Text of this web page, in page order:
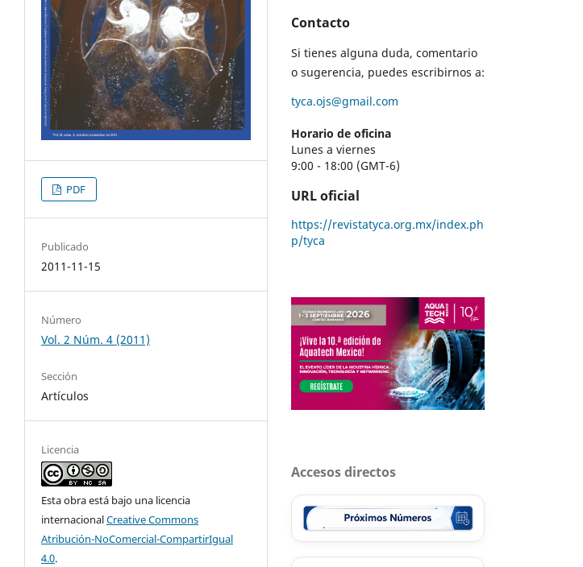
PDF
Publicado
2011-11-15
Número
Vol. 2 Núm. 4 (2011)
Sección
Artículos
Licencia
Esta obra está bajo una licencia
internacionalCreative Commons
Atribución-NoComercial-CompartirIgual
4.0.
Contacto
Si tienes alguna duda, comentario
o sugerencia, puedes escribirnos a:
tyca.ojs@gmail.com
Horario de oficina
Lunes a viernes
9:00 - 18:00 (GMT-6)
URL oficial
https://revistatyca.org.mx/index.ph
p/tyca
Accesos directos